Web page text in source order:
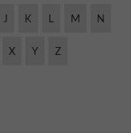
J K L M N
X Y Z